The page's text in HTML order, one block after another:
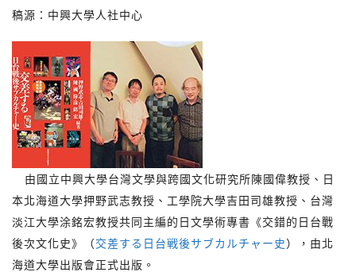
稿源：中興大學人社中心
由國立中興大學台灣文學與跨國文化研究所陳國偉教授、日
本北海道大學押野武志教授、工學院大學吉田司雄教授、台灣
淡江大學涂銘宏教授共同主編的日文學術專書《交錯的日台戰
後次文化史》（交差する日台戦後サブカルチャー史），由北
海道大學出版會正式出版。